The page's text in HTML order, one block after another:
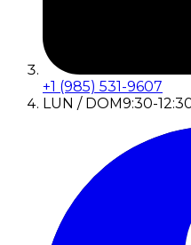
+1 (985) 531-9607
LUN / DOM9:30-